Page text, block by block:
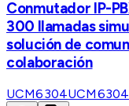
Conmutador IP-
300 llamadas
solución de
colaboración
UCM6304UCM6304